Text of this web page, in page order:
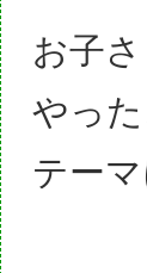
お子
やっ
テー